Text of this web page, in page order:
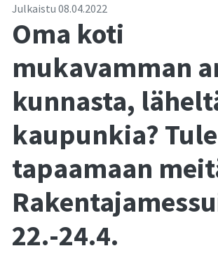
Julkaistu 08.04.2022
Oma koti
mukavamman
kunnasta,
kaupunkia? Tule
tapaamaan
22.-24.4.